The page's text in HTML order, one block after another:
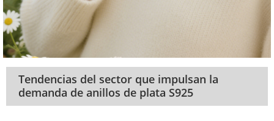
Tendencias del sector que impulsan la
demanda de anillos de plata S925